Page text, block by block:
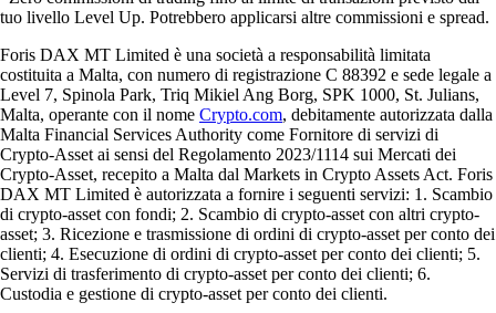
tuo livello Level Up. Potrebbero applicarsi altre commissioni e spread.
Foris DAX MT Limited è una società a responsabilità limitata
costituita a Malta, con numero di registrazione C 88392 e sede legale a
Level 7, Spinola Park, Triq Mikiel Ang Borg, SPK 1000, St. Julians,
Malta, operante con il nome Crypto.com, debitamente autorizzata dalla
Malta Financial Services Authority come Fornitore di servizi di
Crypto-Asset ai sensi del Regolamento 2023/1114 sui Mercati dei
Crypto-Asset, recepito a Malta dal Markets in Crypto Assets Act. Foris
DAX MT Limited è autorizzata a fornire i seguenti servizi: 1. Scambio
di crypto-asset con fondi; 2. Scambio di crypto-asset con altri crypto-
asset; 3. Ricezione e trasmissione di ordini di crypto-asset per conto dei
clienti; 4. Esecuzione di ordini di crypto-asset per conto dei clienti; 5.
Servizi di trasferimento di crypto-asset per conto dei clienti; 6.
Custodia e gestione di crypto-asset per conto dei clienti.